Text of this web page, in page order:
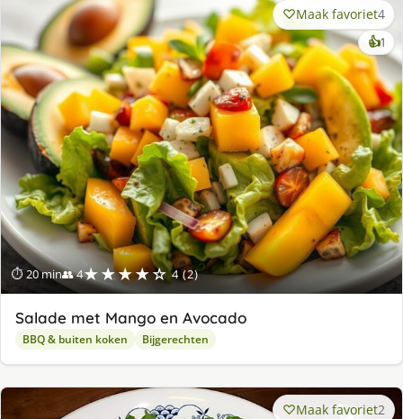
⏱ 20 min👥 4★★★★☆ 4 (2)
Maak favoriet4
👍1
Salade met Mango en Avocado
BBQ & buiten koken Bijgerechten
Maak favoriet2